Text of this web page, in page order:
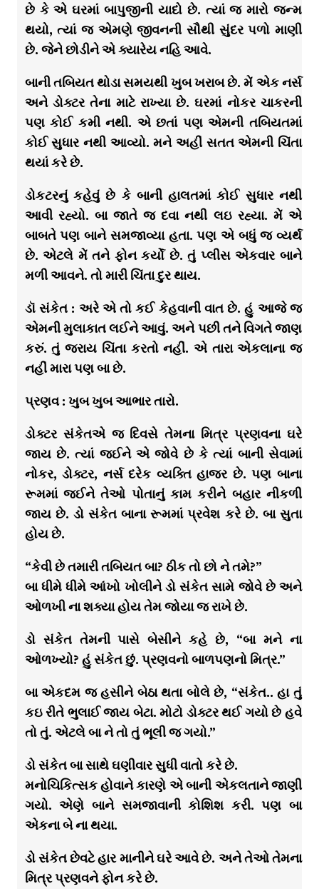
છે કે એ ઘરમાં બાપુજીની યાદો છે. ત્યાં જ મારો જન્મ
થયો, ત્યાં જ એમણે જીવનની સૌથી સુંદર પળો માણી
છે. જેને છોડીને એ ક્યારેય નહિ આવે.
બાની તબિયત થોડા સમયથી ખુબ ખરાબ છે. મેં એક નર્સ
અને ડોક્ટર તેના માટે રાખ્યા છે. ઘરમાં નોકર ચાકરની
પણ કોઈ કમી નથી. એ છતાં પણ એમની તબિયતમાં
કોઈ સુધાર નથી આવ્યો. મને અહીં સતત એમની ચિંતા
થયાં કરે છે.
ડોકટરનું કહેવું છે કે બાની હાલતમાં કોઈ સુધાર નથી
આવી રહ્યો. બા જાતે જ દવા નથી લઇ રહ્યા. મેં એ
બાબતે પણ બાને સમજાવ્યા હતા. પણ એ બધું જ વ્યર્થ
છે. એટલે મેં તને ફોન કર્યો છે. તું પ્લીસ એકવાર બાને
મળી આવને. તો મારી ચિંતા દુર થાય.
ડૉ સંકેત : અરે એ તો કઈ કેહવાની વાત છે. હું આજે જ
એમની મુલાકાત લઈને આવું. અને પછી તને વિગતે જાણ
કરું. તું જરાય ચિંતા કરતો નહીં. એ તારા એકલાના જ
નહીં મારા પણ બા છે.
પ્રણવ : ખુબ ખુબ આભાર તારો.
ડોક્ટર સંકેતએ જ દિવસે તેમના મિત્ર પ્રણવના ઘરે
જાય છે. ત્યાં જઈને એ જોવે છે કે ત્યાં બાની સેવામાં
નોકર, ડોક્ટર, નર્સ દરેક વ્યક્તિ હાજર છે. પણ બાના
રૂમમાં જઈને તેઓ પોતાનું કામ કરીને બહાર નીકળી
જાય છે. ડો સંકેત બાના રૂમમાં પ્રવેશ કરે છે. બા સુતા
હોય છે.
“કેવી છે તમારી તબિયત બા? ઠીક તો છો ને તમે?”
બા ધીમે ધીમે આંખો ખોલીને ડો સંકેત સામે જોવે છે અને
ઓળખી ના શક્યા હોય તેમ જોયા જ રાખે છે.
ડો સંકેત તેમની પાસે બેસીને કહે છે, “બા મને ના
ઓળખ્યો? હું સંકેત છું. પ્રણવનો બાળપણનો મિત્ર.”
બા એકદમ જ હસીને બેઠા થતા બોલે છે, “સંકેત.. હા તું
કઇ રીતે ભુલાઈ જાય બેટા. મોટો ડોક્ટર થઈ ગયો છે હવે
તો તું. એટલે બા ને તો તું ભૂલી જ ગયો.”
ડો સંકેત બા સાથે ઘણીવાર સુધી વાતો કરે છે.
મનોચિકિત્સક હોવાને કારણે એ બાની એકલતાને જાણી
ગયો. એણે બાને સમજાવાની કોશિશ કરી. પણ બા
એકના બે ના થયા.
ડો સંકેત છેવટે હાર માનીને ઘરે આવે છે. અને તેઓ તેમના
મિત્ર પ્રણવને ફોન કરે છે.